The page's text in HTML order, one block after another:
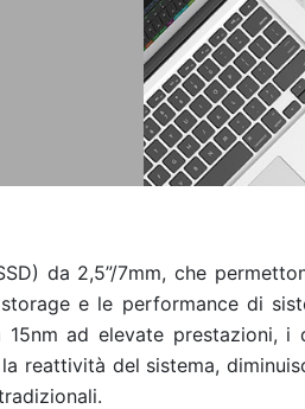
da 2,5”/7mm, che
e le performance di
15nm ad elevate prestazioni, i
reattività del sistema,